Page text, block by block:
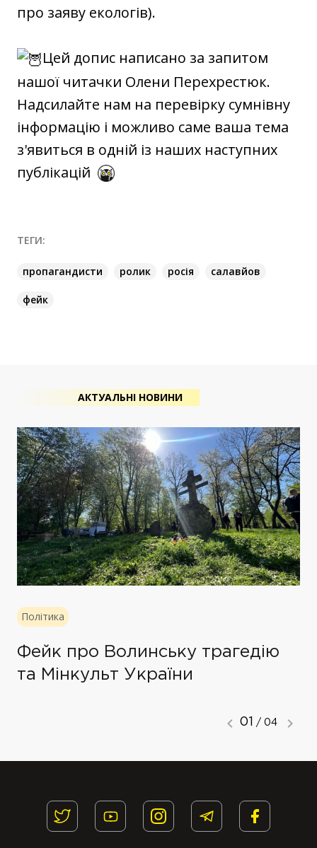
про заяву екологів).
Цей допис написано за запитом
нашої читачки Олени Перехрестюк.
Надсилайте нам на перевірку сумнівну
інформацію і можливо саме ваша тема
з'явиться в одній із наших наступних
публікацій
ТЕГИ:
пропагандисти ролик росія салавйов
фейк
АКТУАЛЬНІ НОВИНИ
Політика
Фейк про Волинську трагедію
та Мінкульт України
01 / 04